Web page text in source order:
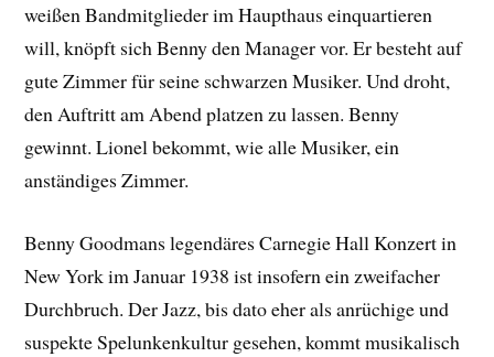
weißen Bandmitglieder im Haupthaus einquartieren
will, knöpft sich Benny den Manager vor. Er besteht auf
gute Zimmer für seine schwarzen Musiker. Und droht,
den Auftritt am Abend platzen zu lassen. Benny
gewinnt. Lionel bekommt, wie alle Musiker, ein
anständiges Zimmer.
Benny Goodmans legendäres Carnegie Hall Konzert in
New York im Januar 1938 ist insofern ein zweifacher
Durchbruch. Der Jazz, bis dato eher als anrüchige und
suspekte Spelunkenkultur gesehen, kommt musikalisch